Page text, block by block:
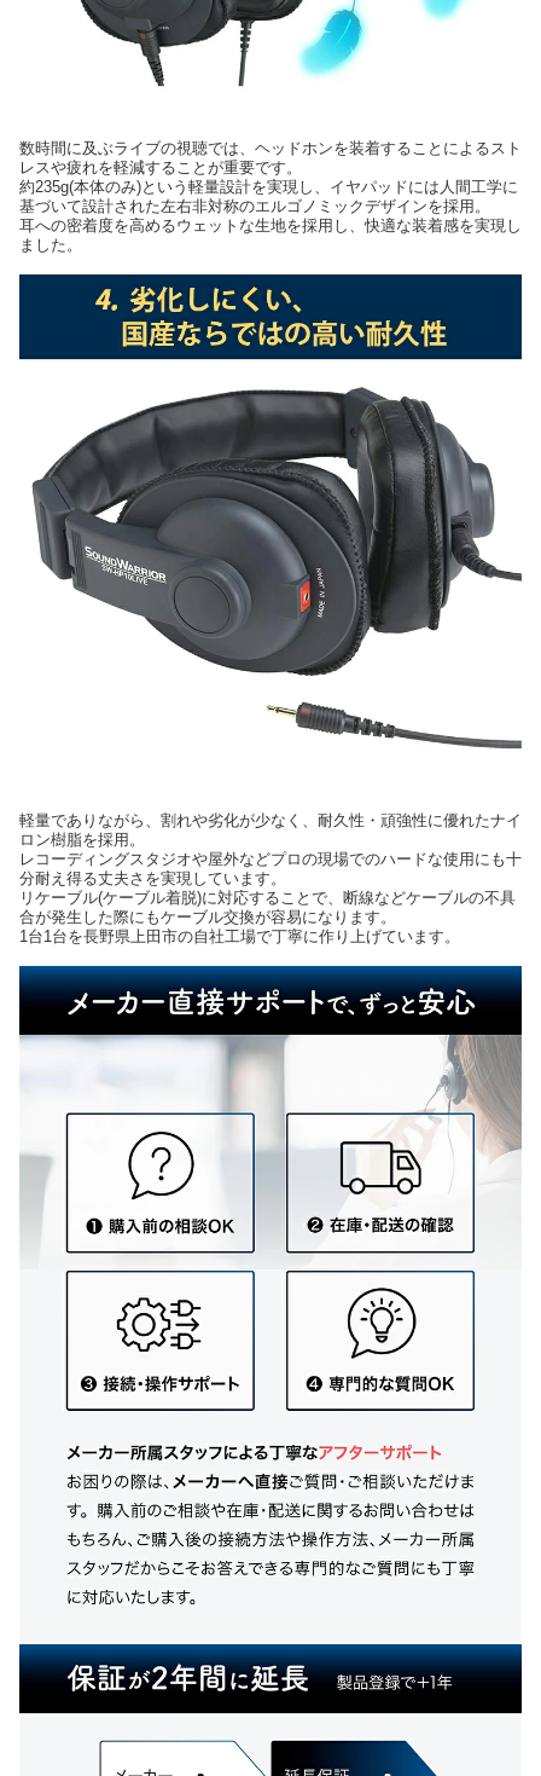
数時間に及ぶライブの視聴では、ヘッドホンを装着することによるスト
レスや疲れを軽減することが重要です。
約235g(本体のみ)という軽量設計を実現し、イヤパッドには人間工学に
基づいて設計された左右非対称のエルゴノミックデザインを採用。
耳への密着度を高めるウェットな生地を採用し、快適な装着感を実現し
ました。
軽量でありながら、割れや劣化が少なく、耐久性・頑強性に優れたナイ
ロン樹脂を採用。
レコーディングスタジオや屋外などプロの現場でのハードな使用にも十
分耐え得る丈夫さを実現しています。
リケーブル(ケーブル着脱)に対応することで、断線などケーブルの不具
合が発生した際にもケーブル交換が容易になります。
1台1台を長野県上田市の自社工場で丁寧に作り上げています。